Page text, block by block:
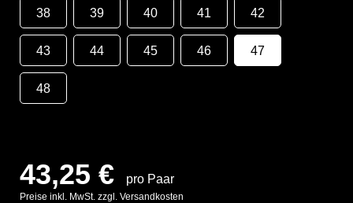
38 39 40 41 42
43 44 45 46 47
48
43,25 € pro Paar
Preise inkl. MwSt. zzgl. Versandkosten